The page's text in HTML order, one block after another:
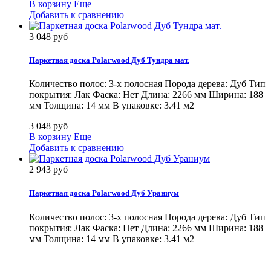
В корзину Еще
Добавить к сравнению
3 048 руб
Паркетная доска Polarwood Дуб Тундра мат.
Количество полос: 3-х полосная Порода дерева: Дуб Тип
покрытия: Лак Фаска: Нет Длина: 2266 мм Ширина: 188
мм Толщина: 14 мм В упаковке: 3.41 м2
3 048 руб
В корзину Еще
Добавить к сравнению
2 943 руб
Паркетная доска Polarwood Дуб Ураниум
Количество полос: 3-х полосная Порода дерева: Дуб Тип
покрытия: Лак Фаска: Нет Длина: 2266 мм Ширина: 188
мм Толщина: 14 мм В упаковке: 3.41 м2